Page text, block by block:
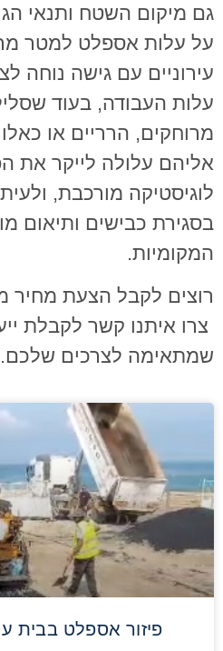
גם מיקום השטח ותנאי
על עלות אספלט למטר
עירוניים עם גישה נוחה
עלות העבודה, בעוד
מרוחקים, הרריים או
אליהם עלולה לייקר את
לוגיסטיקה מורכבת,
בסגירת כבישים ותיאום
המקומיות.
רוצים לקבל הצעת מחיר
צרו איתנו קשר לקבלת
שמתאימה לצרכים שלכם.
פיזור אספלט בבית